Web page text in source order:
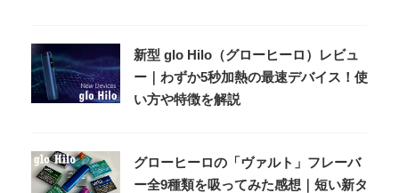
新型 glo Hilo（グローヒーロ）レビュ
ー｜わずか5秒加熱の最速デバイス！使
い方や特徴を解説
グローヒーロの「ヴァルト」フレーバ
ー全9種類を吸ってみた感想｜短い新タ